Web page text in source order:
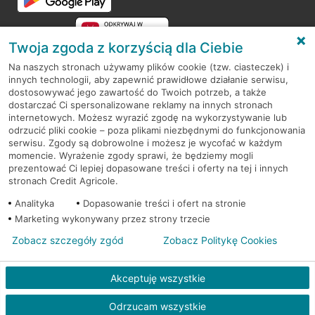
RODO
Regulamin serwisu
Mapa serwisu
PolitykaCookies
© 2026 Credit Agricole Bank Polska S.A. Wszelkie prawa zastrzeżone
Twoja zgoda z korzyścią dla Ciebie
Na naszych stronach używamy plików cookie (tzw. ciasteczek) i
innych technologii, aby zapewnić prawidłowe działanie serwisu,
dostosowywać jego zawartość do Twoich potrzeb, a także
dostarczać Ci spersonalizowane reklamy na innych stronach
internetowych. Możesz wyrazić zgodę na wykorzystywanie lub
odrzucić pliki cookie – poza plikami niezbędnymi do funkcjonowania
serwisu. Zgody są dobrowolne i możesz je wycofać w każdym
momencie. Wyrażenie zgody sprawi, że będziemy mogli
prezentować Ci lepiej dopasowane treści i oferty na tej i innych
stronach Credit Agricole.
Analityka
Dopasowanie treści i ofert na stronie
Marketing wykonywany przez strony trzecie
Akceptuję wszystkie
Odrzucam wszystkie
Zobacz szczegóły zgód Zobacz Politykę Cookies